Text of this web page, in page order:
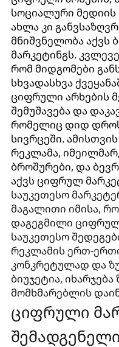
სოციალური მედიის
ახლა კი
მნიშვნელობა აქვს
მარკეტინგს.
რომ მიდგომები
სხვადასხვა
ციფრული არხების
შემუშავება და
რომელიც დიდ
სივრცეში.
რეკლამა,
ბროშურები, და
აქვს ციფრულ
საუკეთესო
მაგალითი იმისა,
დაგეგმილი
საუკეთესო
რეკლამის ერთ-
კონკრეტულად და
ბიუჯეტია,
მომხმარებლის
ციფრული